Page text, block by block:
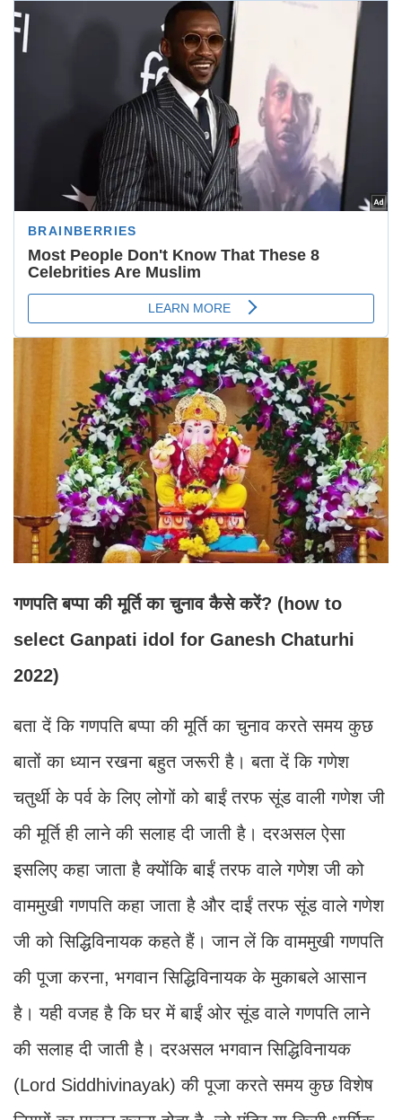
गणपति बप्पा की मूर्ति का चुनाव कैसे करें? (how to
select Ganpati idol for Ganesh Chaturhi
2022)
बता दें कि गणपति बप्पा की मूर्ति का चुनाव करते समय कुछ
बातों का ध्यान रखना बहुत जरूरी है। बता दें कि गणेश
चतुर्थी के पर्व के लिए लोगों को बाईं तरफ सूंड वाली गणेश जी
की मूर्ति ही लाने की सलाह दी जाती है। दरअसल ऐसा
इसलिए कहा जाता है क्योंकि बाईं तरफ वाले गणेश जी को
वाममुखी गणपति कहा जाता है और दाईं तरफ सूंड वाले गणेश
जी को सिद्धिविनायक कहते हैं। जान लें कि वाममुखी गणपति
की पूजा करना, भगवान सिद्धिविनायक के मुकाबले आसान
है। यही वजह है कि घर में बाईं ओर सूंड वाले गणपति लाने
की सलाह दी जाती है। दरअसल भगवान सिद्धिविनायक
(Lord Siddhivinayak) की पूजा करते समय कुछ विशेष